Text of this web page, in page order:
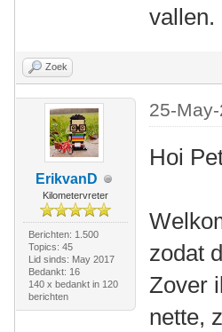
vallen.
Zoek
ErikvanD
Kilometervreter
Berichten: 1.500
Topics: 45
Lid sinds: May 2017
Bedankt: 16
140 x bedankt in 120
berichten
25-
Hoi
zodat
Zover
nette,